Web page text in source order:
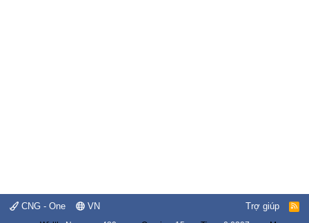
CNG - One VN Trợ giúp
R